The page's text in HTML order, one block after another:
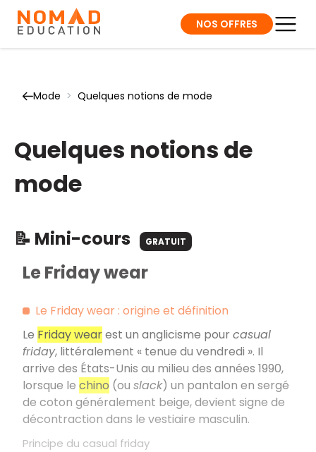
NOS OFFRES
Mode > Quelques notions de mode
Quelques notions de
mode
📝 Mini-cours GRATUIT
Le Friday wear
Le Friday wear : origine et définition
Le Friday wearest un anglicisme pourcasual
friday, littéralement « tenue du vendredi ». Il
arrive des États-Unis au milieu des années 1990,
lorsque le chino (ou slack) un pantalon en sergé
de coton généralement beige, devient signe de
décontraction dans le vestiaire masculin.
Principe du casual friday